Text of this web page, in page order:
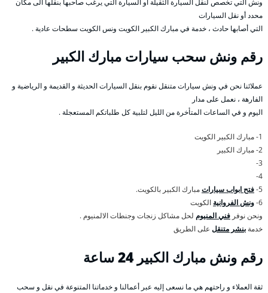
محدد أو نقل السيارات
التي أصابها حادث ، خدمة في مبارك الكبير الكويت ونس الكويت سطحات عادية .
رقم ونش سحب سيارات مبارك الكبير
عملائنا نحن في ونش سيارات متنقل نقوم بنقل السيارات الحديثة و القديمة و الرياضية و
الفارهة ، نعمل على مدار
اليوم و في الساعات المتأخرة من الليل لتلبية كل طلباتكم المستعجلة .
1- مبارك الكبير الكويت
2- مبارك الكبير
3-
4-
5- فتح ابواب سياراتمبارك الكبير بالكويت.
6- ونش الفروانية الكويت
ونحن نوفر فني المنيوم لحل مشاكل زنجات وجنطات الالمنيوم .
خدمة بنشر متنقل على الطريق
رقم ونش مبارك الكبير 24 ساعة
ثقة العملاء و راحتهم هي ما نسعى إليه عبر أعمالنا و خدماتنا المتنوعة في نقل و سحب